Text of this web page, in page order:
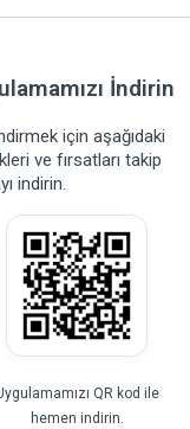
İndirin
için aşağıdaki
ve fırsatları takip
indirin.
QR kod ile
hemen indirin.